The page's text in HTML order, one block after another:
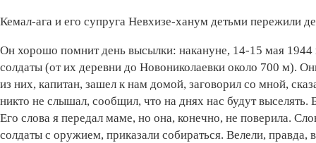
Кемал-ага и его супруга Невхизе-ханум детьми пережили
Он хорошо помнит день высылки: накануне, 14-15 мая
солдаты (от их деревни до Новониколаевки около 700 м).
из них, капитан, зашел к нам домой, заговорил со мной,
никто не слышал, сообщил, что на днях нас будут
Его слова я передал маме, но она, конечно, не поверила.
солдаты с оружием, приказали собираться. Велели,